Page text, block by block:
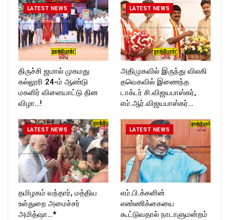
LATEST NEWS
திருச்சி ஜமால் முகமது
கல்லூரி 24-ம் ஆண்டு
மகளிர் விளையாட்டு தின
விழா…!
LATEST NEWS
அதிமுகவில் இருந்து விலகி
தவெகவில் இணைந்த
டாக்டர் சி.விஜயபாஸ்கர்,
எம்.ஆர்.விஜயபாஸ்கர்…
LATEST NEWS
தமிழகம் வந்தார், மத்திய
உள்துறை அமைச்சர்
அமித்ஷா…*
LATEST NEWS
எம்.பி.க்களின்
எண்ணிக்கையை
கூட்டுவதால் நாடாளுமன்றம்